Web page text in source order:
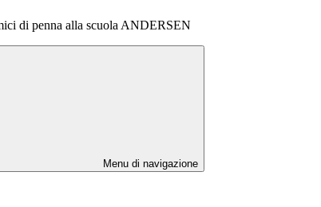
di penna alla scuola ANDERSEN
Menu di navigazione